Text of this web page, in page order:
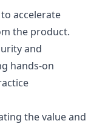
accelerate
the product.
and
hands-on
the value and